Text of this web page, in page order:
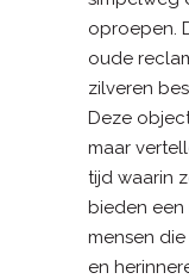
oproepen.
oude
zilveren
Deze
maar
tijd waarin
bieden een
mensen
en